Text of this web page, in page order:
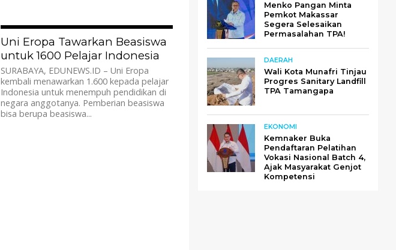
Uni Eropa Tawarkan Beasiswa
untuk 1600 Pelajar Indonesia
SURABAYA, EDUNEWS.ID – Uni Eropa
kembali menawarkan 1.600 kepada pelajar
Indonesia untuk menempuh pendidikan di
negara anggotanya. Pemberian beasiswa
bisa berupa beasiswa...
Menko Pangan Minta
Pemkot Makassar
Segera Selesaikan
Permasalahan TPA!
DAERAH
Wali Kota Munafri Tinjau
Progres Sanitary Landfill
TPA Tamangapa
EKONOMI
Kemnaker Buka
Pendaftaran Pelatihan
Vokasi Nasional Batch 4,
Ajak Masyarakat Genjot
Kompetensi